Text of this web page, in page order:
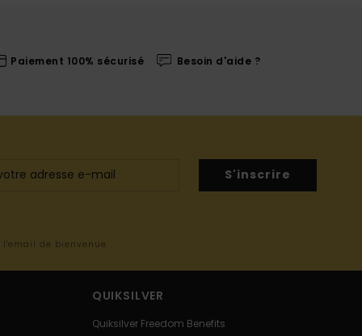
Paiement 100% sécurisé Besoin d'aide ?
S'inscrire
de bienvenue
QUIKSILVER
Quiksilver Freedom Benefits